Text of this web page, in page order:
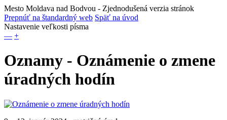
Mesto Moldava nad Bodvou - Zjednodušená verzia stránok
Prepnúť na štandardný web Späť na úvod
Nastavenie veľkosti písma
— +
Oznamy - Oznámenie o zmene
úradných hodín